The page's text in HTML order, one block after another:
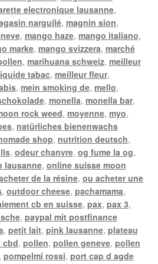
electronique lausanne,
narguilé, magnin sion,
, mango haze, mango italiano,
marke, mango svizzera, marché
, marihuana schweiz, meilleur
tabac, meilleur fleur,
, mein smoking de, mello,
, monella, monella bar,
rock weed, moyenne, myo,
, natürliches bienenwachs
shop, nutrition deutsch,
, odeur chanvre, og fume la og,
lausanne, online suisse moon
de la résine, ou acheter une
, outdoor cheese, pachamama,
cb en suisse, pax, pax 3,
, paypal mit postfinance
, petit lait, pink lausanne, plateau
cbd, pollen, pollen geneve, pollen
pompelmi rossi, port cap d agde